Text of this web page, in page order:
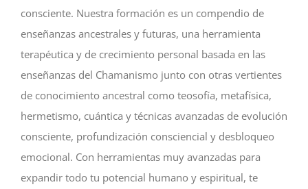
consciente. Nuestra formación es un compendio de
enseñanzas ancestrales y futuras, una herramienta
terapéutica y de crecimiento personal basada en las
enseñanzas del Chamanismo junto con otras vertientes
de conocimiento ancestral como teosofía, metafísica,
hermetismo, cuántica y técnicas avanzadas de evolución
consciente, profundización consciencial y desbloqueo
emocional. Con herramientas muy avanzadas para
expandir todo tu potencial humano y espiritual, te